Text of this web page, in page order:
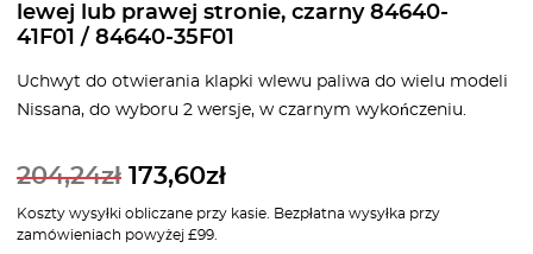
lewej lub prawej stronie, czarny 84640-
41F01 / 84640-35F01
Uchwyt do otwierania klapki wlewu paliwa do wielu modeli
Nissana, do wyboru 2 wersje, w czarnym wykończeniu.
204,24zł 173,60zł
Koszty wysyłki obliczane przy kasie. Bezpłatna wysyłka przy
zamówieniach powyżej £99.